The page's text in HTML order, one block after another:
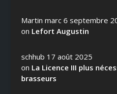
Martin marc 6 septembre
on Lefort Augustin
schhub 17 août 2025
on La Licence III plus
brasseurs